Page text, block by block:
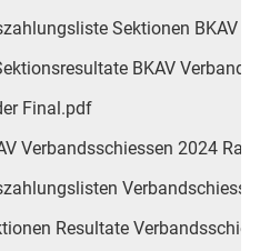
Sektionen BKAV
BKAV
Final.pdf
Verbandsschiessen 2024
Verbandschiessen
Resultate